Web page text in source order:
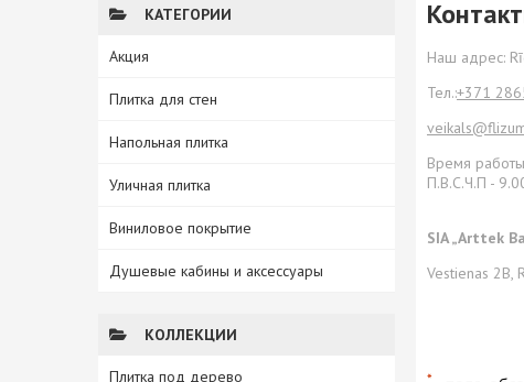
КАТЕГОРИИ
Акция
Плитка для стен
Напольная плитка
Уличная плитка
Виниловое покрытие
Душевые кабины и аксессуары
КОЛЛЕКЦИИ
Плитка под дерево
Наш адрес:
Тел.:+371
Время работы
П.В.С.Ч.П -
SIA „Arttek
Vestienas 2B,